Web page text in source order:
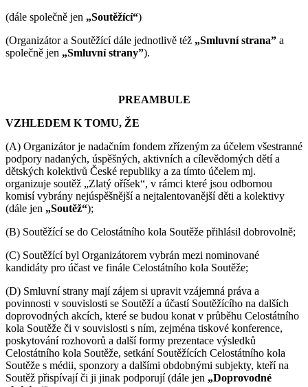
(dále společně jen „Soutěžící“)
(Organizátor a Soutěžící dále jednotlivě též „Smluvní strana” a
společně jen „Smluvní strany”).
PREAMBULE
VZHLEDEM K TOMU, ŽE
(A) Organizátor je nadačním fondem zřízeným za účelem všestranné
podpory nadaných, úspěšných, aktivních a cílevědomých dětí a
dětských kolektivů České republiky a za tímto účelem mj.
organizuje soutěž „Zlatý oříšek“, v rámci které jsou odbornou
komisí vybrány nejúspěšnější a nejtalentovanější děti a kolektivy
(dále jen „Soutěž“);
(B) Soutěžící se do Celostátního kola Soutěže přihlásil dobrovolně;
(C) Soutěžící byl Organizátorem vybrán mezi nominované
kandidáty pro účast ve finále Celostátního kola Soutěže;
(D) Smluvní strany mají zájem si upravit vzájemná práva a
povinnosti v souvislosti se Soutěží a účastí Soutěžícího na dalších
doprovodných akcích, které se budou konat v průběhu Celostátního
kola Soutěže či v souvislosti s ním, zejména tiskové konference,
poskytování rozhovorů a další formy prezentace výsledků
Celostátního kola Soutěže, setkání Soutěžících Celostátního kola
Soutěže s médii, sponzory a dalšími obdobnými subjekty, kteří na
Soutěž přispívají či ji jinak podporují (dále jen „Doprovodné